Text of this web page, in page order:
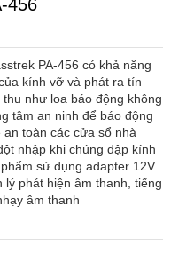
456
PA-456 có khả năng
kính vỡ và phát ra tín
như loa báo động không
tâm an ninh để báo động
toàn các cửa sổ nhà
nhập khi chúng đập kính
sử dụng adapter 12V.
phát hiện âm thanh, tiếng
âm thanh